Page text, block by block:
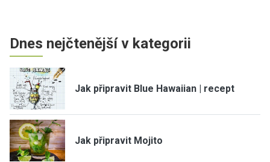
Dnes nejčtenější v kategorii
Jak připravit Blue Hawaiian | recept
Jak připravit Mojito